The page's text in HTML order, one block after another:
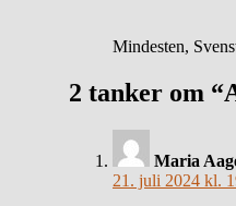
Mindesten,
2 tanker om
Maria
21. juli 2024 kl.